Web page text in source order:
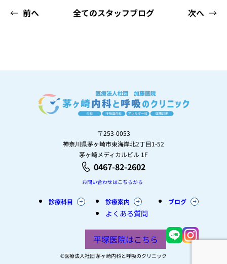
← 前へ 全てのスタッフブログ 次へ →
〒253-0053
神奈川県茅ヶ崎市東海岸北2丁目1-52
茅ヶ崎メディカルビル 1F
0467-82-2602
お問い合わせはこちらから
診療科目 診療案内
よくある質問
ブログ
平塚医院はこちら
©︎医療法人社団 茅ヶ崎内科と呼吸のクリニック